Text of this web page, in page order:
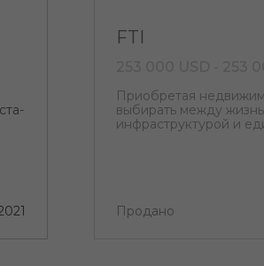
FTI
Приобретая
выбирать между
инфраструктурой и
Продано